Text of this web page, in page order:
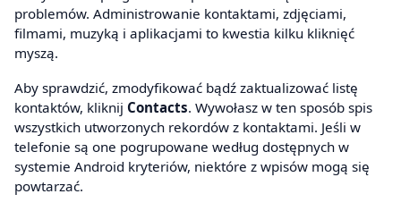
problemów. Administrowanie kontaktami, zdjęciami,
filmami, muzyką i aplikacjami to kwestia kilku kliknięć
myszą.
Aby sprawdzić, zmodyfikować bądź zaktualizować listę
kontaktów, kliknij Contacts. Wywołasz w ten sposób spis
wszystkich utworzonych rekordów z kontaktami. Jeśli w
telefonie są one pogrupowane według dostępnych w
systemie Android kryteriów, niektóre z wpisów mogą się
powtarzać.